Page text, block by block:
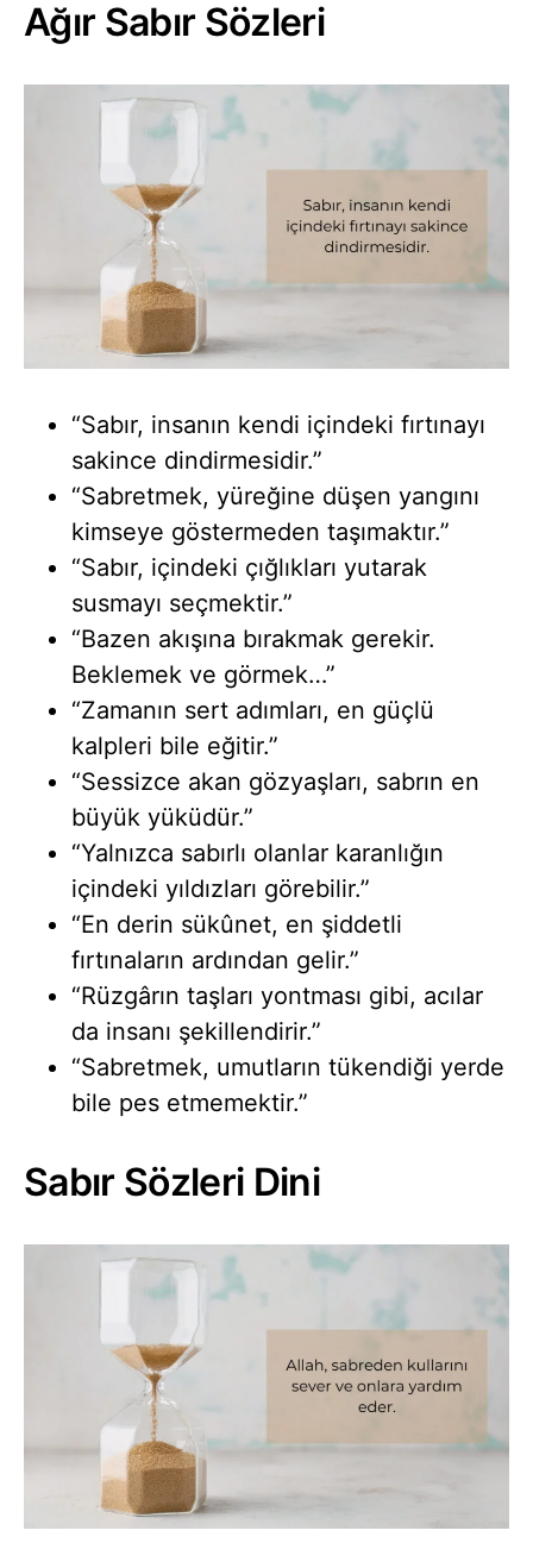
Ağır Sabır Sözleri
“Sabır, insanın kendi içindeki fırtınayı
sakince dindirmesidir.”
“Sabretmek, yüreğine düşen yangını
kimseye göstermeden taşımaktır.”
“Sabır, içindeki çığlıkları yutarak
susmayı seçmektir.”
“Bazen akışına bırakmak gerekir.
Beklemek ve görmek…”
“Zamanın sert adımları, en güçlü
kalpleri bile eğitir.”
“Sessizce akan gözyaşları, sabrın en
büyük yüküdür.”
“Yalnızca sabırlı olanlar karanlığın
içindeki yıldızları görebilir.”
“En derin sükûnet, en şiddetli
fırtınaların ardından gelir.”
“Rüzgârın taşları yontması gibi, acılar
da insanı şekillendirir.”
“Sabretmek, umutların tükendiği yerde
bile pes etmemektir.”
Sabır Sözleri Dini